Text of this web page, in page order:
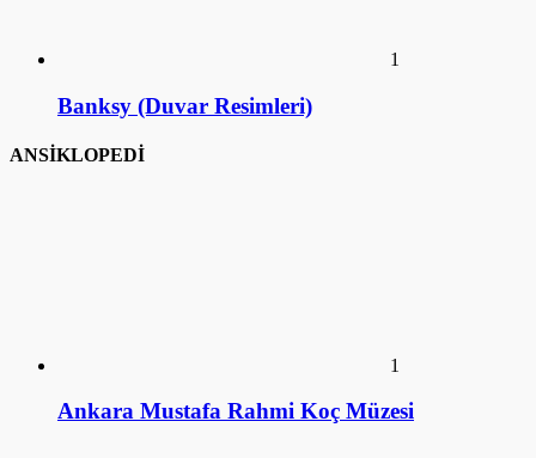
1
Banksy (Duvar Resimleri)
ANSİKLOPEDİ
1
Ankara Mustafa Rahmi Koç Müzesi